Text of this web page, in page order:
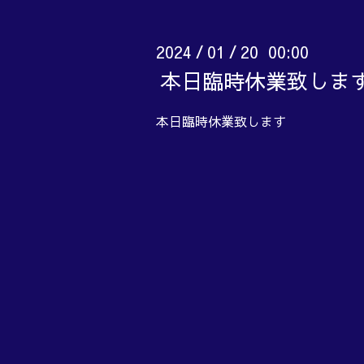
2024 / 01 / 20 00:00
本日臨時休業致しま
本日臨時休業致します